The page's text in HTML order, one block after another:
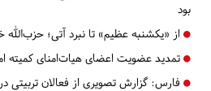
بود
از «یکشنبه عظیم» تا نبرد آتی؛
تمدید عضویت اعضای هیات‌امنای کمیته
فارس: گزارش تصویری از فعالان تربیتی